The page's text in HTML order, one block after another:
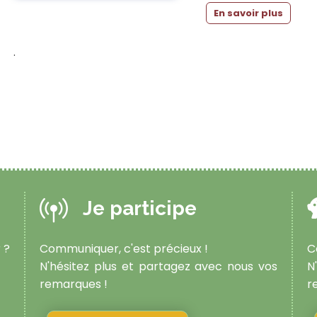
En savoir plus
.
Je participe
Communiquer, c'est précieux !
N'hésitez plus et partagez avec nous vos
remarques !